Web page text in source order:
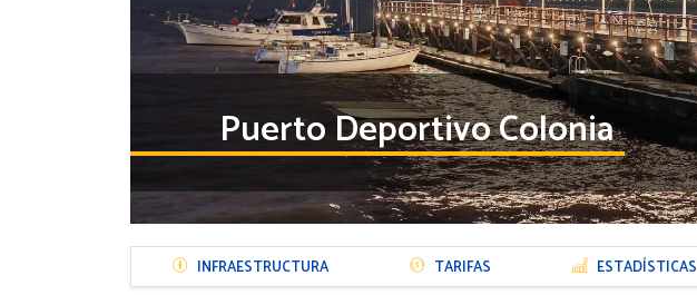
Puerto Deportivo Colonia
Menú
Sección INFRAESTRUCTURA TARIFAS ESTADÍSTICAS